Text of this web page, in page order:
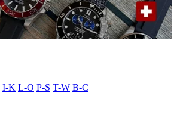
I-K L-O P-S T-W В-С